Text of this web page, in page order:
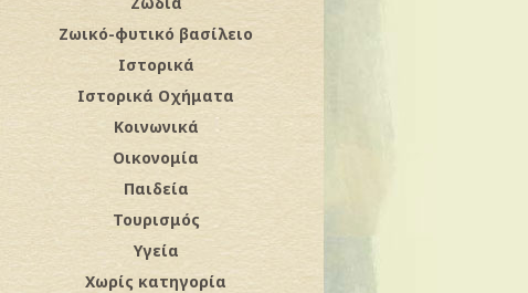
Ζωικό-φυτικό βασίλειο
Ιστορικά
Ιστορικά Οχήματα
Κοινωνικά
Οικονομία
Παιδεία
Τουρισμός
Υγεία
Χωρίς κατηγορία